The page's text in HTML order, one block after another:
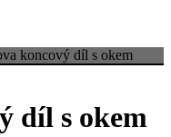
koncový díl s okem
díl s okem